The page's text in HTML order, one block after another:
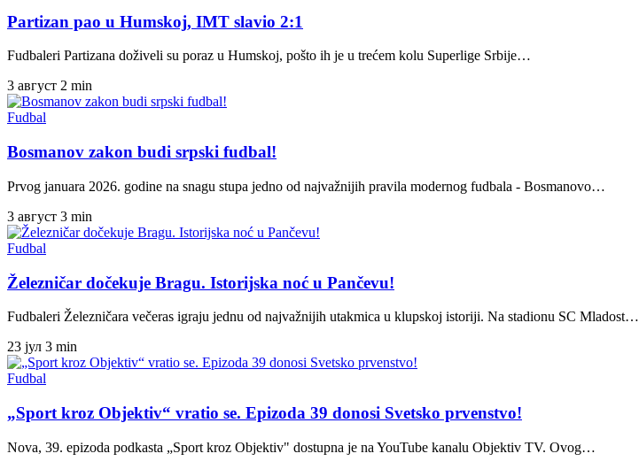
Partizan pao u Humskoj, IMT slavio 2:1
Fudbaleri Partizana doživeli su poraz u Humskoj, pošto ih je u trećem kolu Superlige Srbije…
3 август 2 min
Fudbal
Bosmanov zakon budi srpski fudbal!
Prvog januara 2026. godine na snagu stupa jedno od najvažnijih pravila modernog fudbala - Bosmanovo…
3 август 3 min
Fudbal
Železničar dočekuje Bragu. Istorijska noć u Pančevu!
Fudbaleri Železničara večeras igraju jednu od najvažnijih utakmica u klupskoj istoriji. Na stadionu SC Mladost…
23 јул 3 min
Fudbal
„Sport kroz Objektiv“ vratio se. Epizoda 39 donosi Svetsko prvenstvo!
Nova, 39. epizoda podkasta „Sport kroz Objektiv" dostupna je na YouTube kanalu Objektiv TV. Ovog…